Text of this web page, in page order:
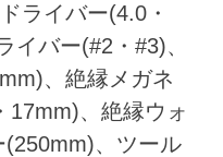
ライバー(4.0・
イバー(#2・#3)、
、絶縁メガネ
17mm)、絶縁ウォ
、ツール